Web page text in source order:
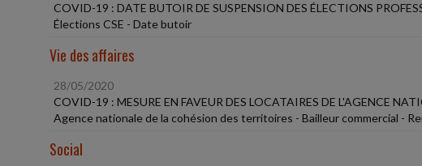
COVID-19 : DATE BUTOIR DE SUSPENSION DES ÉLECTIONS
Élections CSE - Date butoir
Vie des affaires
28/05/2020
COVID-19 : MESURE EN FAVEUR DES LOCATAIRES DE L'AGENCE
Agence nationale de la cohésion des territoires - Bailleur commercial -
Social